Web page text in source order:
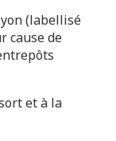
(labellisé
cause de
et à la